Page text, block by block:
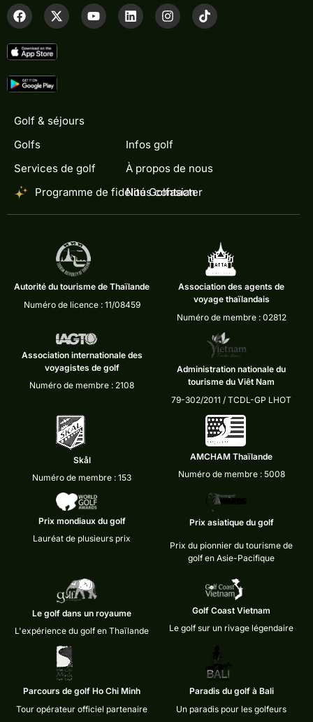
Golf & séjours
Golfs
Services de golf
Programme de fidélité Golfasian
Infos golf
À propos de nous
Nous contacter
Autorité du tourisme de Thaïlande
Numéro de licence : 11/08459
Association des agents de
voyage thaïlandais
Numéro de membre : 02812
Association internationale des
voyagistes de golf
Numéro de membre : 2108
Administration nationale du
tourisme du Viêt Nam
79-302/2011 / TCDL-GP LHOT
Skål
Numéro de membre : 153
AMCHAM Thaïlande
Numéro de membre : 5008
Prix mondiaux du golf
Lauréat de plusieurs prix
Prix asiatique du golf
Prix du pionnier du tourisme de
golf en Asie-Pacifique
Le golf dans un royaume
L'expérience du golf en Thaïlande
Golf Coast Vietnam
Le golf sur un rivage légendaire
Parcours de golf Ho Chi Minh
Tour opérateur officiel partenaire
Paradis du golf à Bali
Un paradis pour les golfeurs